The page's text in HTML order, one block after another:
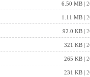
6.50 MB |
1.11 MB |
92.0 KB |
321 KB |
265 KB |
231 KB |